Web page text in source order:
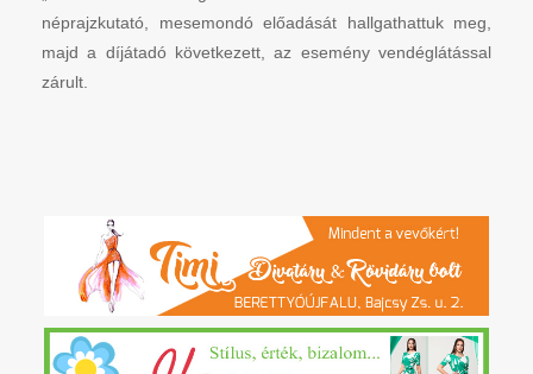
néprajzkutató, mesemondó előadását hallgathattuk meg,
majd a díjátadó következett, az esemény vendéglátással
zárult.